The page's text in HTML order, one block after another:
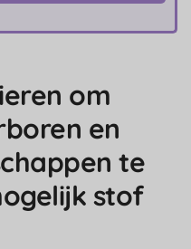
om
en
te
stof